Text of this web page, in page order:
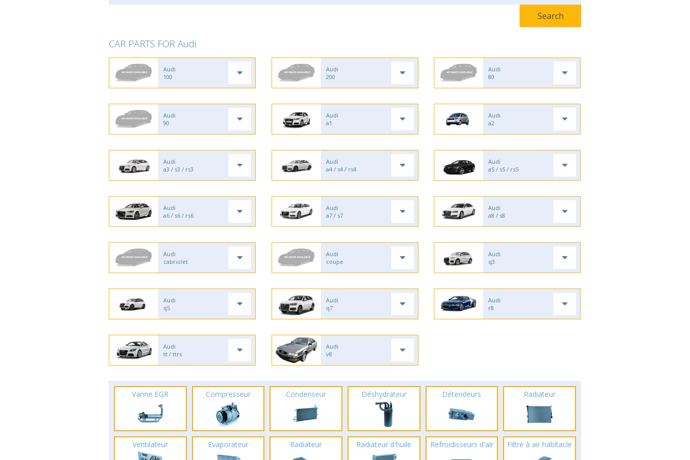
CAR PARTS FOR Audi
Audi
100
Audi
200
Audi
80
Audi
90
Audi
a1
Audi
a2
Audi
a3 / s3 / rs3
Audi
a4 / s4 / rs4
Audi
a5 / s5 / rs5
Audi
a6 / s6 / rs6
Audi
a7 / s7
Audi
a8 / s8
Audi
cabriolet
Audi
coupe
Audi
q3
Audi
q5
Audi
q7
Audi
r8
Audi
tt / ttrs
Audi
v8
Vanne EGR Compresseur Condenseur Déshydrateur Détendeurs Radiateur
Ventilateur Evaporateur Radiateur Radiateur d'huile Refroidisseurs d'air Filtre à air habitacle